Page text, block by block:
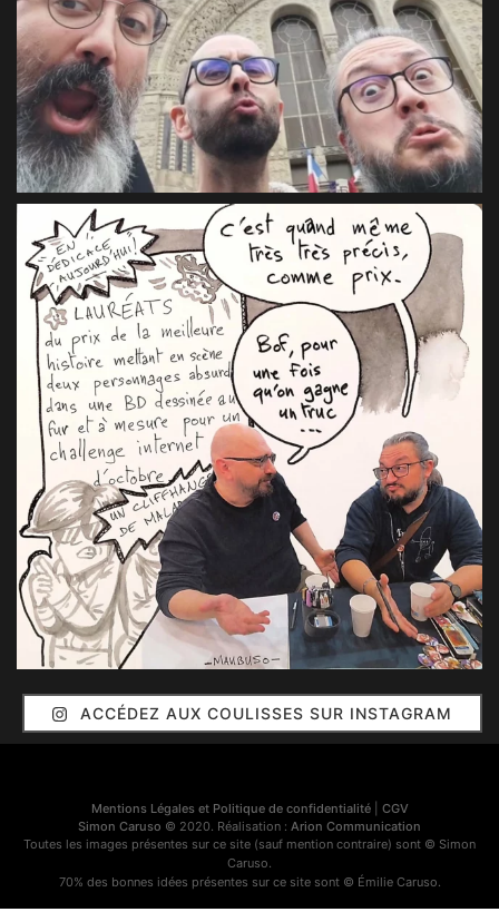
ACCÉDEZ AUX COULISSES SUR INSTAGRAM
Mentions Légales et Politique de confidentialité| CGV
Simon Caruso © 2020. Réalisation : Arion Communication
Toutes les images présentes sur ce site (sauf mention contraire) sont © Simon
Caruso.
70% des bonnes idées présentes sur ce site sont © Émilie Caruso.